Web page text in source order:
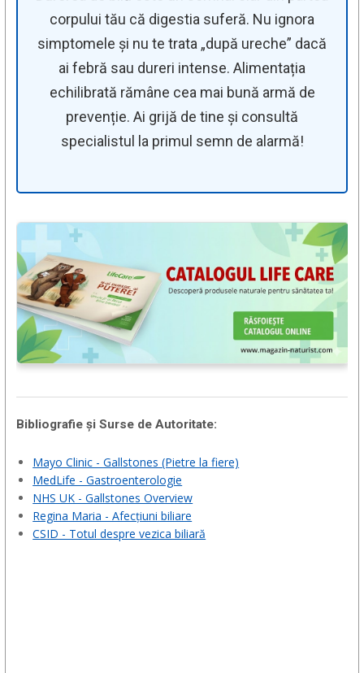
corpului tău că digestia suferă. Nu ignora
simptomele și nu te trata „după ureche” dacă
ai febră sau dureri intense. Alimentația
echilibrată rămâne cea mai bună armă de
prevenție. Ai grijă de tine și consultă
specialistul la primul semn de alarmă!
Bibliografie și Surse de Autoritate:
Mayo Clinic - Gallstones (Pietre la fiere)
MedLife - Gastroenterologie
NHS UK - Gallstones Overview
Regina Maria - Afecțiuni biliare
CSID - Totul despre vezica biliară